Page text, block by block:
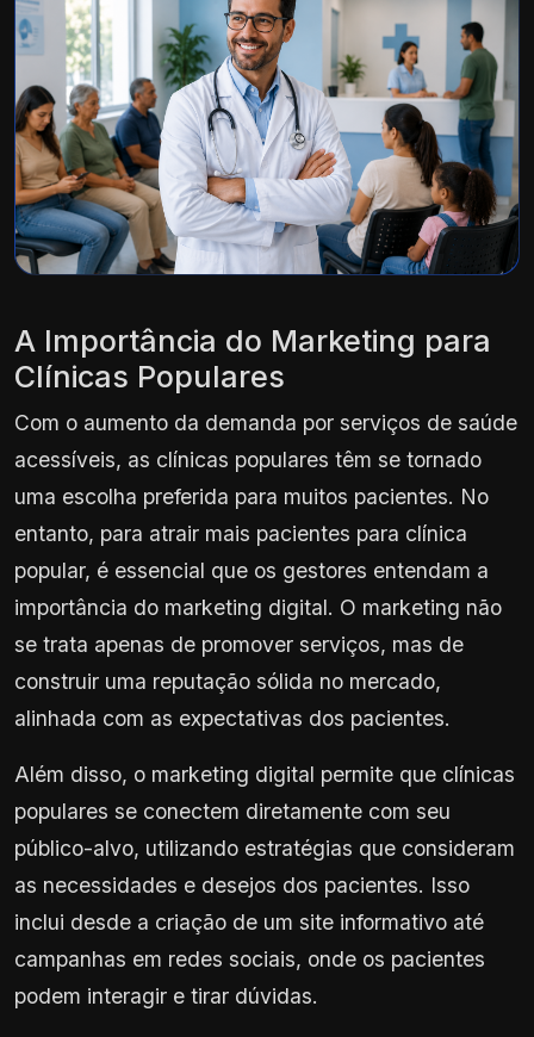
A Importância do Marketing para
Clínicas Populares
Com o aumento da demanda por serviços de saúde
acessíveis, as clínicas populares têm se tornado
uma escolha preferida para muitos pacientes. No
entanto, para atrair mais pacientes para clínica
popular, é essencial que os gestores entendam a
importância do marketing digital. O marketing não
se trata apenas de promover serviços, mas de
construir uma reputação sólida no mercado,
alinhada com as expectativas dos pacientes.
Além disso, o marketing digital permite que clínicas
populares se conectem diretamente com seu
público-alvo, utilizando estratégias que consideram
as necessidades e desejos dos pacientes. Isso
inclui desde a criação de um site informativo até
campanhas em redes sociais, onde os pacientes
podem interagir e tirar dúvidas.